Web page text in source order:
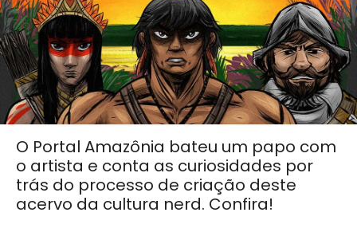
O Portal Amazônia bateu um papo com
o artista e conta as curiosidades por
trás do processo de criação deste
acervo da cultura nerd. Confira!